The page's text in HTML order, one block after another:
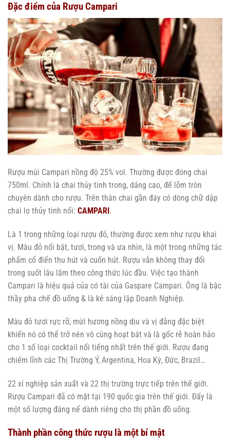
Đặc điểm của Rượu Campari
Rượu mùi Campari nồng độ 25% vol. Thường được đóng chai
750ml. Chính là chai thủy tinh trong, dáng cao, đế lõm tròn
chuyên dành cho rượu. Trên thân chai gần đáy có dòng chữ dập
chai lọ thủy tinh nổi: CAMPARI.
Là 1 trong những loại rượu đỏ, thường được xem như rượu khai
vị. Màu đỏ nổi bật, tươi, trong và ưa nhìn, là một trong những tác
phẩm cổ điển thu hút và cuốn hút. Rượu vẫn không thay đổi
trong suốt lâu lăm theo công thức lúc đầu. Việc tạo thành
Campari là hiệu quả của có tài của Gaspare Campari. Ông là bậc
thầy pha chế đồ uống & là kẻ sáng lập Doanh Nghiệp.
Màu đỏ tươi rực rỡ, mừi hương nồng dịu và vị đắng đặc biệt
khiến nó có thể trở nên vô cùng hoạt bát và là gốc rễ hoàn hảo
cho 1 số loại cocktail nổi tiếng nhất trên thế giới. Rượu đang
chiếm lĩnh các Thị Trường Ý, Argentina, Hoa Kỳ, Đức, Brazil…
22 xí nghiệp sản xuất và 22 thị trường trực tiếp trên thế giới.
Rượu Campari đã có mặt tại 190 quốc gia trên thế giới. Đấy là
một số lượng đáng nể dành riêng cho thị phần đồ uống.
Thành phần công thức rượu là một bí mật